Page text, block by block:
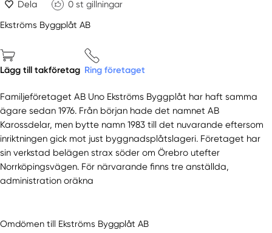
Dela 0 st gillningar
Ekströms Byggplåt AB
Lägg till takföretag Ring företaget
Familjeföretaget AB Uno Ekströms Byggplåt har haft samma
ägare sedan 1976. Från början hade det namnet AB
Karossdelar, men bytte namn 1983 till det nuvarande eftersom
inriktningen gick mot just byggnadsplåtslageri. Företaget har
sin verkstad belägen strax söder om Örebro utefter
Norrköpingsvägen. För närvarande finns tre anställda,
administration oräkna
Omdömen till Ekströms Byggplåt AB